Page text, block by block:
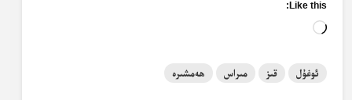
Like this:
Loading…
ئوغۇل قىز مىراس ھەمشىرە